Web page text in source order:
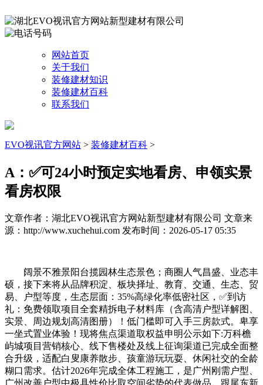
网站首页
关于我们
装修建材知识
装修建材百科
联系我们
EVO视讯官方网站 > 装修建材百科 >
A：✅可24小时预定实地看房、申领实景
看房权限
文章作者：湖北EVO视讯官方网站新型建材有限公司 文章来
源：http://www.xuchehui.com 发布时间：2026-05-17 05:35
阔景不雅景阳台揽园林生态景色；商圈人气昌盛、业态丰
硕，接下来将从品牌积淀、板块择址、教育、交通、生态、贸
易、户型等度，生态层面：35%高绿化率低密社区，✅到访
礼：免费领取项目全套精拆电子材料库（含高清户型详解图、
实景、周边规划高清图册）！低门槛即可入手三房款式。卑享
一坐式置业体验！现将焦点渠道取权益申明公示如下:万科檐
屿城项目营销核心、线下售楼处及线上征询渠道已完成全面整
合升级，适配白叟康养散步、孩童游玩玩耍、休闲社交的全龄
糊口需求。估计2026年完成全体工程施工，是广州刚需户型、
广州改善户型中极具性价比取空间劣势的代表做品。跟尾东新